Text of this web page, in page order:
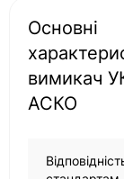
Основні
вимикач
АСКО